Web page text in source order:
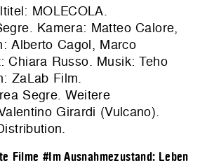
MOLECOLA.
Kamera: Matteo Calore,
Alberto Cagol, Marco
Chiara Russo. Musik: Teho
ZaLab Film.
Segre. Weitere
Girardi (Vulcano).
.
Filme #Im Ausnahmezustand: Leben